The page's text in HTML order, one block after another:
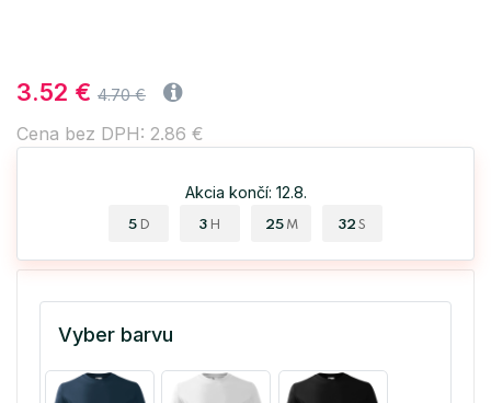
3.52 € 4.70 €
Cena bez DPH: 2.86 €
Akcia končí: 12.8.
5 D 3 H 25 M 31 S
Vyber barvu